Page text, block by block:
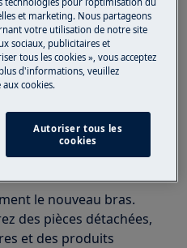
inférieur.
bras d'aspersion et
le nouveau bras.
des pièces détachées,
et des produits
et marketing. Nous partageons
votre utilisation de notre site
sociaux, publicitaires et
tous les cookies », vous acceptez
d'informations, veuillez
cookies.
Autoriser tous les
cookies